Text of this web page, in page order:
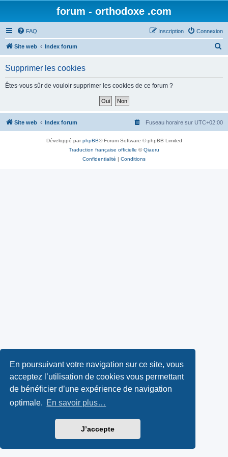
En poursuivant votre navigation sur ce site, vous
acceptez l’utilisation de cookies vous permettant
de bénéficier d’une expérience de navigation
optimale. En savoir plus…
J’accepte
forum - orthodoxe .com
FAQ Connexion
Inscription
Site web Index forum
h
Supprimer les cookies
Êtes-vous sûr de vouloir supprimer les cookies de ce forum ?
Site web Index forum Fuseau horaire sur UTC+02:00
Développé parphpBB® Forum Software © phpBB Limited
Traduction française officielle ©Qiaeru
Confidentialité | Conditions